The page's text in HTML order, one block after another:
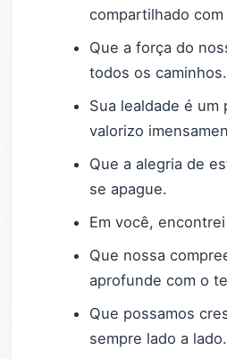
compartilhado com
Que a força do
todos os caminhos.
Sua lealdade é um
valorizo
Que a alegria de
se apague.
Em você,
Que nossa
aprofunde com o
Que possamos
sempre lado a lado.